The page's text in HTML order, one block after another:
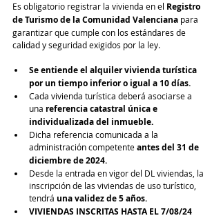
Es obligatorio registrar la vivienda en el Registro
de Turismo de la Comunidad Valenciana para
garantizar que cumple con los estándares de
calidad y seguridad exigidos por la ley.
Se entiende el alquiler vivienda turística
por un tiempo inferior o igual a 10 días.
Cada vivienda turística deberá asociarse a
una referencia catastral única e
individualizada del inmueble.
Dicha referencia comunicada a la
administración competente antes del 31 de
diciembre de 2024.
Desde la entrada en vigor del DL viviendas, la
inscripción de las viviendas de uso turístico,
tendrá una validez de 5 años.
VIVIENDAS INSCRITAS HASTA EL 7/08/24